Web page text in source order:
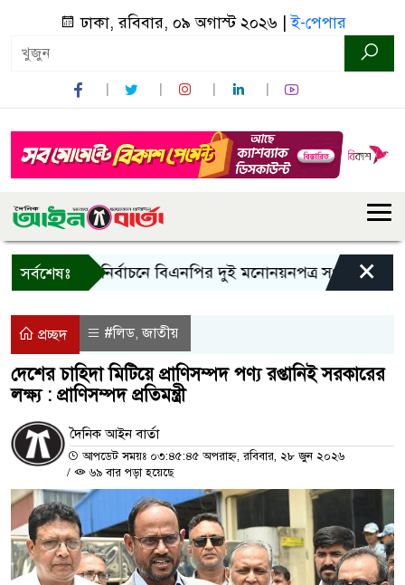
ঢাকা, রবিবার, ০৯ অগাস্ট ২০২৬ |ই-পেপার
সর্বশেষঃ
রাষ্ট্রপতি নির্বাচনে বিএনপির দুই মনোনয়নপত্র সংগ্রহ কাল
×
প্রচ্ছদ #লিড,জাতীয়
দেশের চাহিদা মিটিয়ে প্রাণিসম্পদ পণ্য রপ্তানিই সরকারের
লক্ষ্য : প্রাণিসম্পদ প্রতিমন্ত্রী
দৈনিক আইন বার্তা
আপডেট সময়ঃ ০৩:৪৫:৪৫ অপরাহ্ন, রবিবার, ২৮ জুন ২০২৬
/
৬৯ বার পড়া হয়েছে